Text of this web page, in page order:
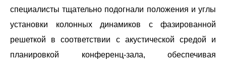
специалисты тщательно подогнали положения и углы
установки колонных динамиков с фазированной
решеткой в соответствии с акустической средой и
планировкой конференц-зала, обеспечивая